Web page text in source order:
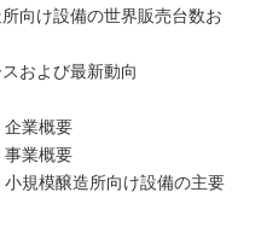
向け設備の世界販売台数お
および最新動向
業概要
業概要
規模醸造所向け設備の主要